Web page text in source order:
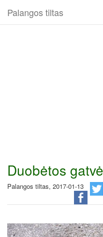
Palangos tiltas
Duobėtos
Palangos tiltas, 2017-01-13